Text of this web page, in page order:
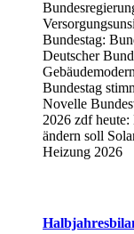
Bundestag:
Deutscher
Bundestag
Novelle
2026 zdf heute:
ändern soll
Heizung 2026